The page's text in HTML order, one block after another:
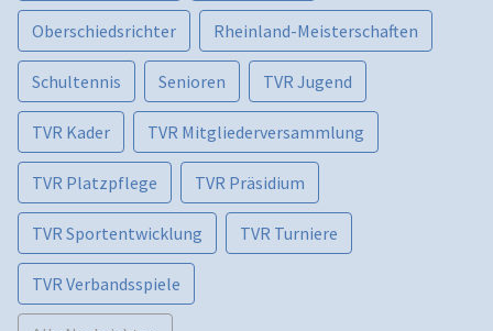
Oberschiedsrichter Rheinland-Meisterschaften
Schultennis Senioren TVR Jugend
TVR Kader TVR Mitgliederversammlung
TVR Platzpflege TVR Präsidium
TVR Sportentwicklung TVR Turniere
TVR Verbandsspiele